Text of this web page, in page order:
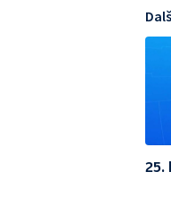
25.